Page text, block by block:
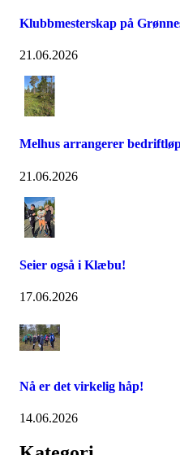
Klubbmesterskap på
21.06.2026
Melhus arrangerer
21.06.2026
Seier også i Klæbu!
17.06.2026
Nå er det virkelig håp!
14.06.2026